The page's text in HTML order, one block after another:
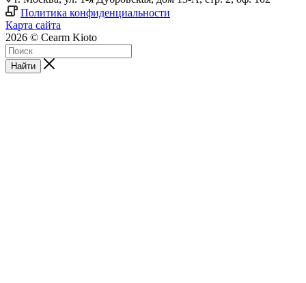
Политика конфиденциальности
Карта сайта
2026 © Cearm Kioto
Найти